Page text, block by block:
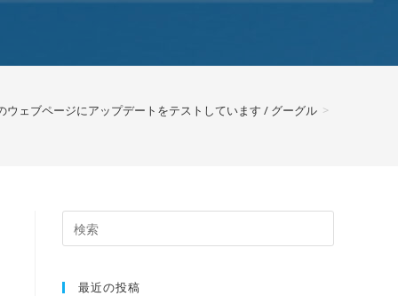
ウェブページにアップデートをテストしています / グーグル >
最近の投稿